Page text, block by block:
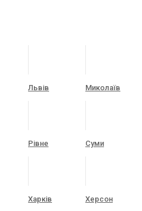
Львів Миколаїв
Рівне Суми
Харків Херсон